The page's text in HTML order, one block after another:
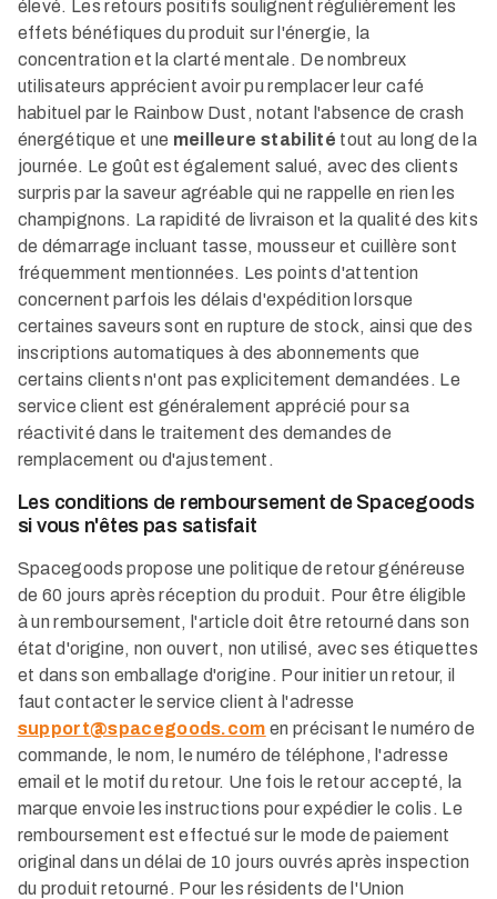
élevé. Les retours positifs soulignent régulièrement les
effets bénéfiques du produit sur l'énergie, la
concentration et la clarté mentale. De nombreux
utilisateurs apprécient avoir pu remplacer leur café
habituel par le Rainbow Dust, notant l'absence de crash
énergétique et une meilleure stabilité tout au long de la
journée. Le goût est également salué, avec des clients
surpris par la saveur agréable qui ne rappelle en rien les
champignons. La rapidité de livraison et la qualité des kits
de démarrage incluant tasse, mousseur et cuillère sont
fréquemment mentionnées. Les points d'attention
concernent parfois les délais d'expédition lorsque
certaines saveurs sont en rupture de stock, ainsi que des
inscriptions automatiques à des abonnements que
certains clients n'ont pas explicitement demandées. Le
service client est généralement apprécié pour sa
réactivité dans le traitement des demandes de
remplacement ou d'ajustement.
Les conditions de remboursement de Spacegoods
si vous n'êtes pas satisfait
Spacegoods propose une politique de retour généreuse
de 60 jours après réception du produit. Pour être éligible
à un remboursement, l'article doit être retourné dans son
état d'origine, non ouvert, non utilisé, avec ses étiquettes
et dans son emballage d'origine. Pour initier un retour, il
faut contacter le service client à l'adresse
support@spacegoods.com en précisant le numéro de
commande, le nom, le numéro de téléphone, l'adresse
email et le motif du retour. Une fois le retour accepté, la
marque envoie les instructions pour expédier le colis. Le
remboursement est effectué sur le mode de paiement
original dans un délai de 10 jours ouvrés après inspection
du produit retourné. Pour les résidents de l'Union